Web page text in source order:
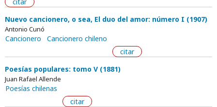
citar
Nuevo cancionero, o sea, El duo del amor: número I (1907)
Antonio Cunó
Cancionero
Cancionero chileno
citar
Poesías populares: tomo V (1881)
Juan Rafael Allende
Poesías chilenas
citar